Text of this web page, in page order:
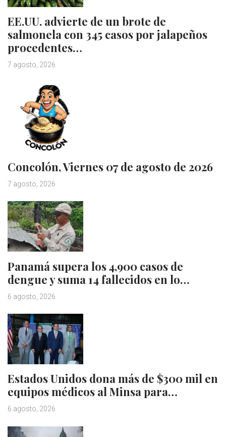
EE.UU. advierte de un brote de
salmonela con 345 casos por jalapeños
procedentes…
7 agosto, 2026
Concolón, Viernes 07 de agosto de 2026
7 agosto, 2026
Panamá supera los 4,900 casos de
dengue y suma 14 fallecidos en lo…
6 agosto, 2026
Estados Unidos dona más de $300 mil en
equipos médicos al Minsa para…
6 agosto, 2026